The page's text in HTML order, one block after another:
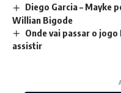
Diego Garcia – Mayke
Willian Bigode
Onde vai passar o jogo
assistir